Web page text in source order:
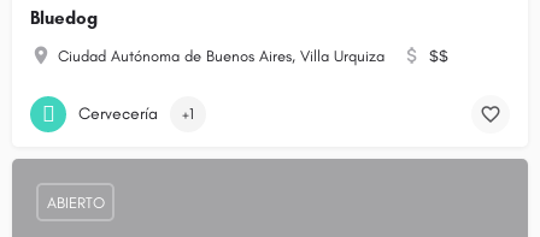
Bluedog
Ciudad Autónoma de Buenos Aires, Villa Urquiza $$
Cervecería +1
ABIERTO